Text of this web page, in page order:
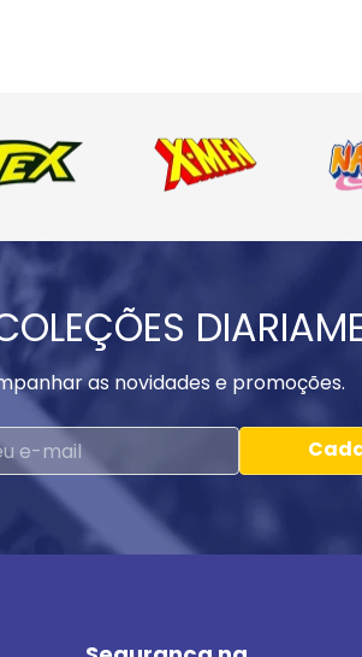
as novidades e promoções.